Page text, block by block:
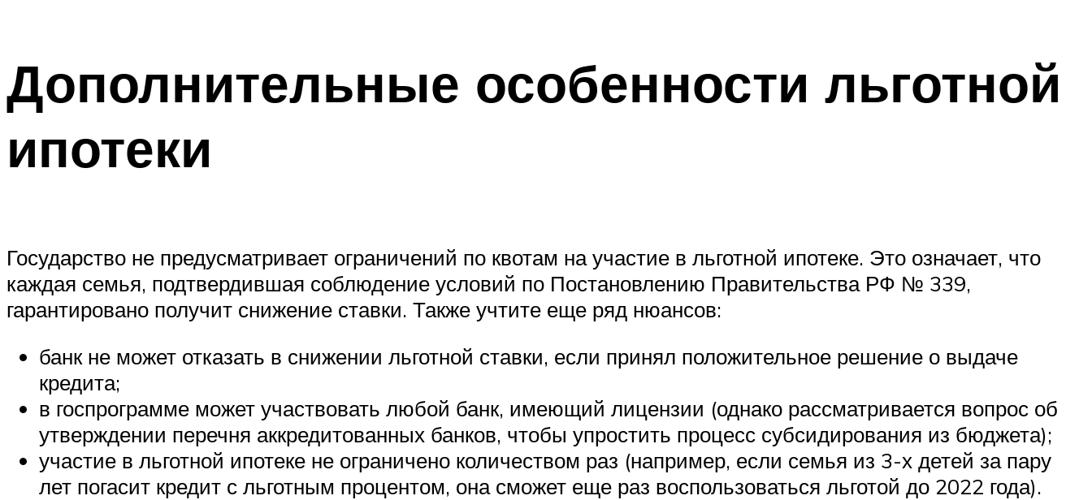
Дополнительные особенности льготной
ипотеки
Государство не предусматривает ограничений по квотам на участие в льготной ипотеке. Это означает, что
каждая семья, подтвердившая соблюдение условий по Постановлению Правительства РФ № 339,
гарантировано получит снижение ставки. Также учтите еще ряд нюансов:
банк не может отказать в снижении льготной ставки, если принял положительное решение о выдаче
кредита;
в госпрограмме может участвовать любой банк, имеющий лицензии (однако рассматривается вопрос об
утверждении перечня аккредитованных банков, чтобы упростить процесс субсидирования из бюджета);
участие в льготной ипотеке не ограничено количеством раз (например, если семья из 3-х детей за пару
лет погасит кредит с льготным процентом, она сможет еще раз воспользоваться льготой до 2022 года).